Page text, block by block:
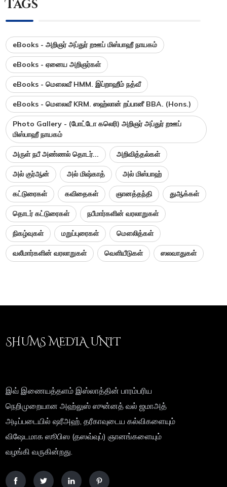
Tags
eBooks - அறிஞர் அப்துர் றஊப் மிஸ்பாஹீ நாயகம்
eBooks - ஏனைய அறிஞர்கள்
eBooks - மௌலவீ HMM. இப்றாஹீம் நத்வீ
eBooks - மௌலவீ KRM. ஸஹ்லான் றப்பானீ BBA. (Hons.)
Photo Gallery - (போட்டோ கலெரி) அறிஞர் அப்துர் றஊப்
மிஸ்பாஹீ நாயகம்
அருள் நபீ அண்ணல் தொடர்... அறிவித்தல்கள்
அல் குர்ஆன் அல் மிஷ்காத் அல் மிஸ்பாஹ்
கட்டுரைகள் கவிதைகள் ஞானத்தந்தி துஆக்கள்
தொடர் கட்டுரைகள் நபீமார்களின் வரலாறுகள்
நிகழ்வுகள் மறுப்புரைகள் மௌலித்கள்
வலீமார்களின் வரலாறுகள் வெளியீடுகள் ஸலவாதுகள்
SHUMS MEDIA UNIT
இவ் இணையத்தளம் இஸ்லாத்தின் பாரம்பரிய
நெறிமுறையான அஹ்லுஸ் ஸுன்னத் வல் ஜமாஅத்
அடிப்படையில் ஷரீஅஹ், தரீகாவுடைய கல்விகளையும்
விஷேடமாக ஸூபிஸ (தஸவ்வுப்) ஞானங்களையும்
வழங்கி வருகின்றது.